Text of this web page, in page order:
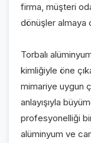
firma, müşteri
dönüşler almaya
Torbalı
kimliğiyle öne
mimariye uygun
anlayışıyla
profesyonelliği
alüminyum ve